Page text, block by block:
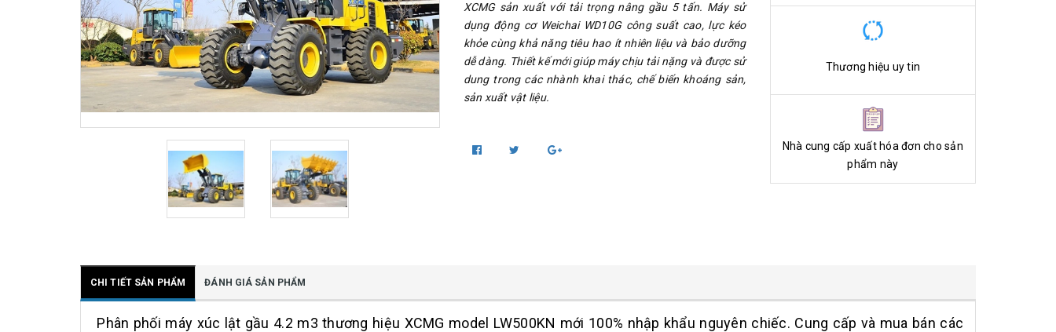
XCMG sản xuất với tải trọng nâng gầu 5 tấn. Máy sử
dụng động cơ Weichai WD10G công suất cao, lực kéo
khỏe cùng khả năng tiêu hao ít nhiên liệu và bảo dưỡng
dễ dàng. Thiết kế mới giúp máy chịu tải nặng và được sử
dung trong các nhành khai thác, chế biến khoáng sản,
sản xuất vật liệu.
Thương hiệu uy tin
Nhà cung cấp xuất hóa đơn cho sản
phẩm này
CHI TIẾT SẢN PHẨM ĐÁNH GIÁ SẢN PHẨM
Phân phối máy xúc lật gầu 4.2 m3 thương hiệu XCMG model LW500KN mới 100% nhập khẩu nguyên chiếc. Cung cấp và mua bán các